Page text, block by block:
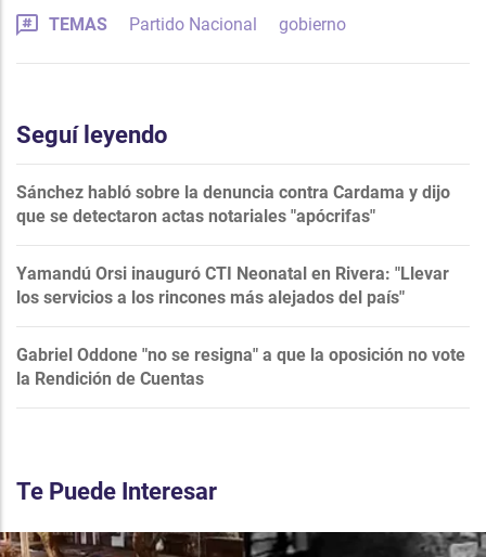
TEMAS Partido Nacional gobierno
Seguí leyendo
Sánchez habló sobre la denuncia contra Cardama y dijo
que se detectaron actas notariales "apócrifas"
Yamandú Orsi inauguró CTI Neonatal en Rivera: "Llevar
los servicios a los rincones más alejados del país"
Gabriel Oddone "no se resigna" a que la oposición no vote
la Rendición de Cuentas
Te Puede Interesar